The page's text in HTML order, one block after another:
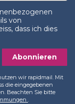
von
dass ich dies
Abonnieren
wir rapidmail. Mit
die eingegebenen
Beachten Sie bitte
.